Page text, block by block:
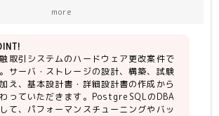
＜開発環境＞
RHEL、PostgreSQL、
Lifekeeper、Prometheus／Fluentd
・トラブル解決能力
・システム管理、ネットワークの基礎知
識
・PostgreSQL特有の管理（ロール
ROLE）
more
取引システムのハードウェア更改案件で
サーバ・ストレージの設計、構築、試験
え、基本設計書・詳細設計書の作成から
っていただきます。PostgreSQLのDBA
て、パフォーマンスチューニングやバッ